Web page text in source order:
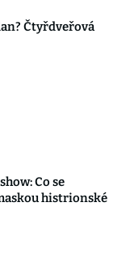
Čtyřdveřová
Co se
histrionské